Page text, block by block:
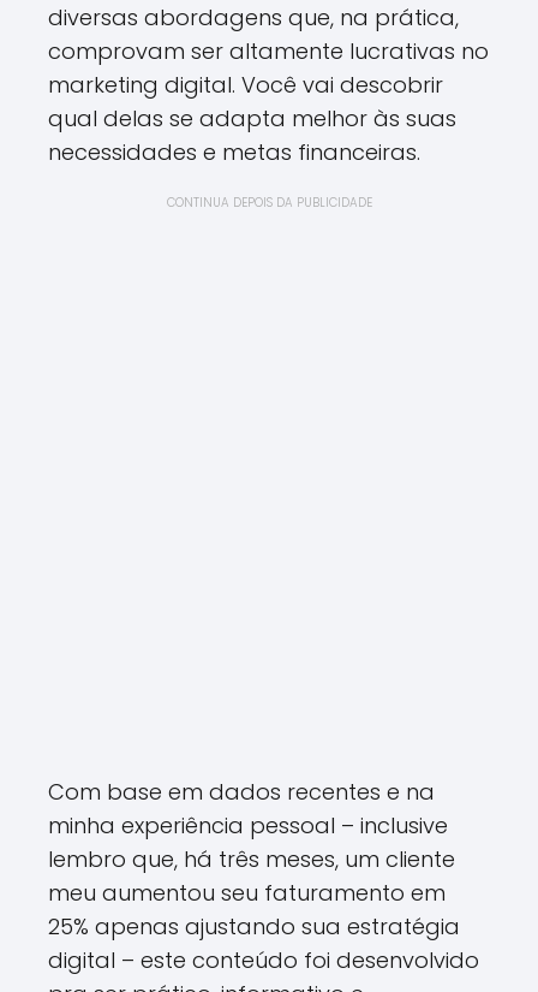
diversas abordagens que, na prática,
comprovam ser altamente lucrativas no
marketing digital. Você vai descobrir
qual delas se adapta melhor às suas
necessidades e metas financeiras.
CONTINUA DEPOIS DA PUBLICIDADE
Com base em dados recentes e na
minha experiência pessoal – inclusive
lembro que, há três meses, um cliente
meu aumentou seu faturamento em
25% apenas ajustando sua estratégia
digital – este conteúdo foi desenvolvido